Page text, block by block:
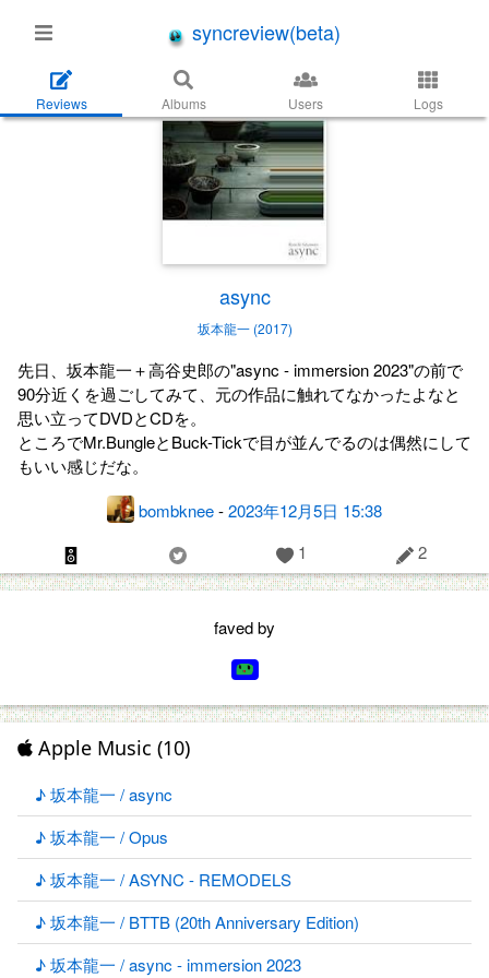
syncreview(beta)
Reviews Albums Users Logs
async
坂本龍一 (2017)
先日、坂本龍一＋高谷史郎の"async - immersion 2023"の前で
90分近くを過ごしてみて、元の作品に触れてなかったよなと
思い立ってDVDとCDを。
ところでMr.BungleとBuck-Tickで目が並んでるのは偶然にして
もいい感じだな。
bombknee-2023年12月5日 15:38
1
2
faved by
Apple Music (10)
♪ 坂本龍一 / async
♪ 坂本龍一 / Opus
♪ 坂本龍一 / ASYNC - REMODELS
♪ 坂本龍一 / BTTB (20th Anniversary Edition)
♪ 坂本龍一 / async - immersion 2023